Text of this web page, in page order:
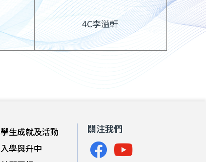
4C李溢軒
學生成就及活動
入學與升中
關注我們